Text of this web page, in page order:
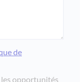
de
les opportunités